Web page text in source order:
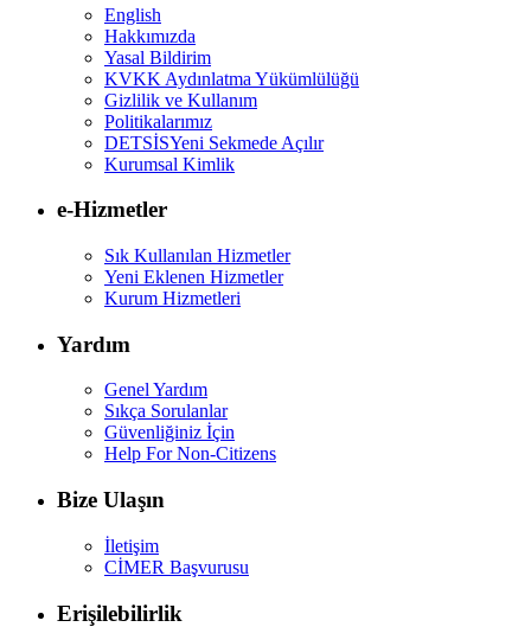
English
Hakkımızda
Yasal Bildirim
KVKK Aydınlatma Yükümlülüğü
Gizlilik ve Kullanım
Politikalarımız
DETSİSYeni Sekmede Açılır
Kurumsal Kimlik
e-Hizmetler
Sık Kullanılan Hizmetler
Yeni Eklenen Hizmetler
Kurum Hizmetleri
Yardım
Genel Yardım
Sıkça Sorulanlar
Güvenliğiniz İçin
Help For Non-Citizens
Bize Ulaşın
İletişim
CİMER Başvurusu
Erişilebilirlik